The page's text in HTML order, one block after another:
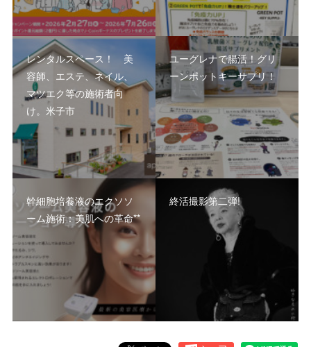
レンタルスペース！ 美
容師、エステ、ネイル、
マツエク等の施術者向
け。米子市
ユーグレナで腸活！グリ
ーンポットキーサプリ！
幹細胞培養液のエクソソ
ーム施術：美肌への革命**
終活撮影第二弾!